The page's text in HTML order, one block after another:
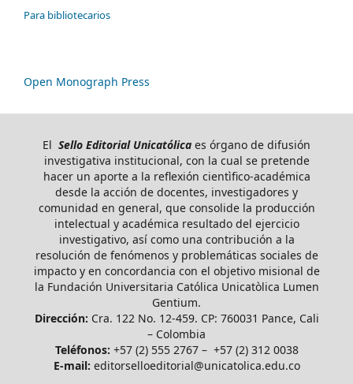
Para bibliotecarios
Open Monograph Press
El Sello Editorial Unicatólica es órgano de difusión
investigativa institucional, con la cual se pretende
hacer un aporte a la reflexión cientìfico-académica
desde la acción de docentes, investigadores y
comunidad en general, que consolide la producción
intelectual y académica resultado del ejercicio
investigativo, así como una contribución a la
resolución de fenómenos y problemáticas sociales de
impacto y en concordancia con el objetivo misional de
la Fundación Universitaria Católica Unicatòlica Lumen
Gentium.
Dirección: Cra. 122 No. 12-459. CP: 760031 Pance, Cali
– Colombia
Teléfonos: +57 (2) 555 2767 – +57 (2) 312 0038
E-mail: editorselloeditorial@unicatolica.edu.co